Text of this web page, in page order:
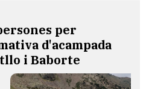
per
d'acampada
i Baborte